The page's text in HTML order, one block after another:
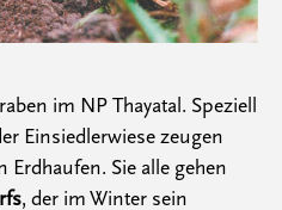
im NP Thayatal. Speziell
Einsiedlerwiese zeugen
Erdhaufen. Sie alle gehen
, der im Winter sein